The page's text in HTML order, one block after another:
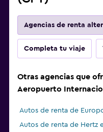
Agencias de renta
Completa tu viaje
Otras agencias que
Aeropuerto
Autos de renta de
Autos de renta de Hertz